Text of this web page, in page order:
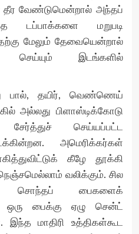
தீர வேண்டுமென்றால் அந்தப்
டப்பாக்களை மறுபடி
மேலும் தேவையென்றால்
செய்யும் இடங்களில்
பால், தயிர், வெண்ணெய்
அல்லது பிளாஸ்டிக்கோடு
செய்யப்பட்ட
அமெரிக்கர்கள்
கீழே தூக்கி
வலிக்கும். சில
சொந்தப் பைகளைக்
ஒரு பைக்கு ஏழு சென்ட்
இந்த மாதிரி உத்திகள்கூட